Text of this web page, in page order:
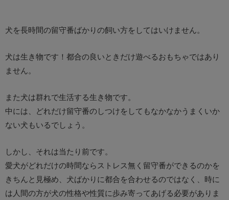
犬を長時間の留守番ばかりの飼い方をしてはいけません。
犬は生き物です！都合の良いときだけ遊べるおもちゃではあり
ません。
また犬は群れで生活する生き物です。
中には、どれだけ留守番のしつけをしてもなかなかうまくいか
ない犬もいるでしょう。
しかし、それは当たり前です。
愛犬がどれだけの時間ならストレス無く留守番ができるのかを
きちんと見極め、犬ばかりに都合を合わせるのではなく、時に
は人間の方が犬の性格や性質に歩み寄ってあげる必要がありま